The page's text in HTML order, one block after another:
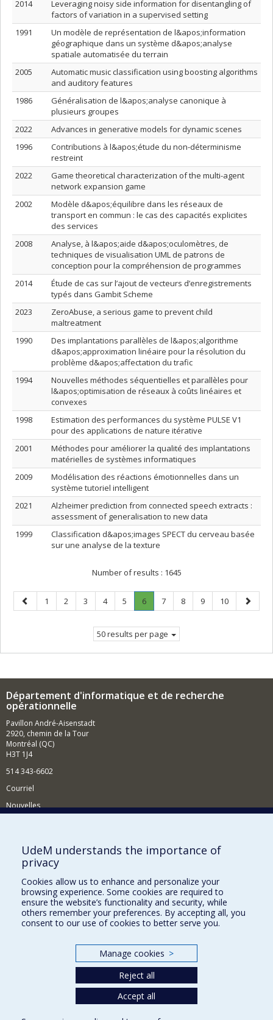
2014
Leveraging noisy side information for disentangling of
factors of variation in a supervised setting
1991
Un modèle de représentation de l&apos;information
géographique dans un système d&apos;analyse
spatiale automatisée du terrain
2005
Automatic music classification using boosting algorithms
and auditory features
1986
Généralisation de l&apos;analyse canonique à
plusieurs groupes
2022
Advances in generative models for dynamic scenes
1996
Contributions à l&apos;étude du non-déterminisme
restreint
2022
Game theoretical characterization of the multi-agent
network expansion game
2002
Modèle d&apos;équilibre dans les réseaux de
transport en commun : le cas des capacités explicites
des services
2008
Analyse, à l&apos;aide d&apos;oculomètres, de
techniques de visualisation UML de patrons de
conception pour la compréhension de programmes
2014
Étude de cas sur l’ajout de vecteurs d’enregistrements
typés dans Gambit Scheme
2023
ZeroAbuse, a serious game to prevent child
maltreatment
1990
Des implantations parallèles de l&apos;algorithme
d&apos;approximation linéaire pour la résolution du
problème d&apos;affectation du trafic
1994
Nouvelles méthodes séquentielles et parallèles pour
l&apos;optimisation de réseaux à coûts linéaires et
convexes
1998
Estimation des performances du système PULSE V1
pour des applications de nature itérative
2001
Méthodes pour améliorer la qualité des implantations
matérielles de systèmes informatiques
2009
Modélisation des réactions émotionnelles dans un
système tutoriel intelligent
2021
Alzheimer prediction from connected speech extracts :
assessment of generalisation to new data
1999
Classification d&apos;images SPECT du cerveau basée
sur une analyse de la texture
Number of results : 1645
Previous
page
Page
1 Page
2 Page
3 Page
4 Page
5 Page
6.
Current
Page
7 Page
8 Page
9 Page
10
Next
page
50 results per page
Département d'informatique et de recherche
opérationnelle
Pavillon André-Aisenstadt
2920, chemin de la Tour
Montréal (QC)
H3T 1J4
514 343-6602
Courriel
Nouvelles
Comment soutenir le Département?
BESOIN D'AIDE?
Plan du site
Signaler une erreur
Accessibilité
Nos départements et écoles
UdeM understands the importance of
privacy
Cookies allow us to enhance and personalize your
browsing experience. Some cookies are required to
ensure the website’s functionality and security, while
others remember your preferences. By accepting all, you
consent to our use of cookies to better serve you.
Manage cookies >
Reject all
Accept all